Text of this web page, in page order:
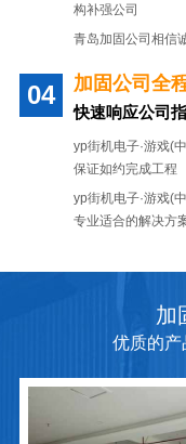
构补强公司
青岛加固公司相信
加固公司全
快速响应公司
yp街机电子·游戏(中国)
保证如约完成工程
yp街机电子·游戏(中国
专业适合的解决方
加
优质的产